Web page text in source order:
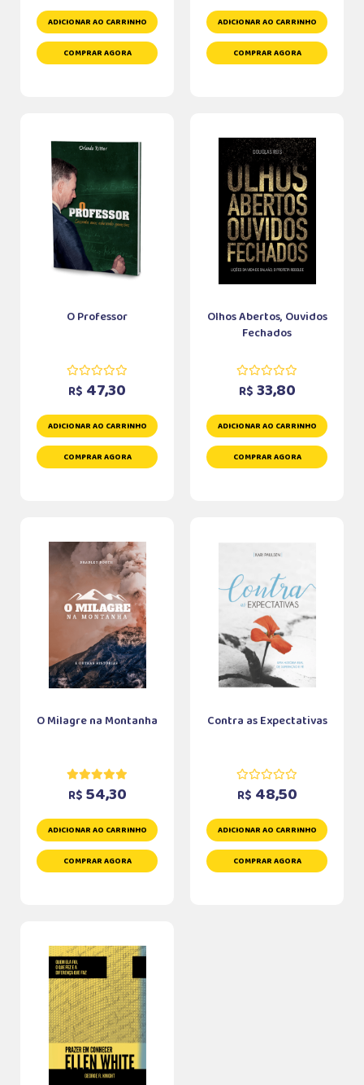
ADICIONAR AO CARRINHO
COMPRAR AGORA
ADICIONAR AO CARRINHO
COMPRAR AGORA
O Professor
R$ 47,30
ADICIONAR AO CARRINHO
COMPRAR AGORA
Olhos Abertos, Ouvidos
Fechados
R$ 33,80
ADICIONAR AO CARRINHO
COMPRAR AGORA
O Milagre na Montanha
R$ 54,30
ADICIONAR AO CARRINHO
COMPRAR AGORA
Contra as Expectativas
R$ 48,50
ADICIONAR AO CARRINHO
COMPRAR AGORA